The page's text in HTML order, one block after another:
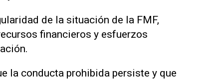
de la ⁠situación de la FMF,
financieros y esfuerzos
la conducta prohibida persiste y que